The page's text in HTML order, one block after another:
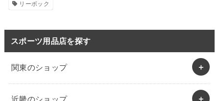
リーボック
スポーツ用品店を探す
関東のショップ
近畿のショップ